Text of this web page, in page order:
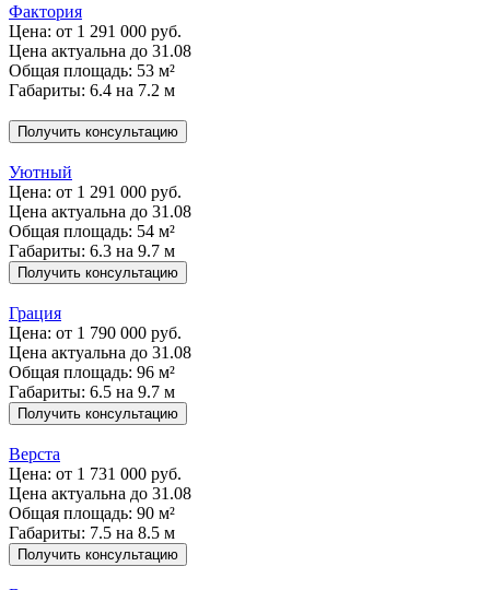
Фактория
Цена: от 1 291 000 руб.
Цена актуальна до 31.08
Общая площадь: 53 м²
Габариты: 6.4 на 7.2 м
Получить консультацию
Уютный
Цена: от 1 291 000 руб.
Цена актуальна до 31.08
Общая площадь: 54 м²
Габариты: 6.3 на 9.7 м
Получить консультацию
Грация
Цена: от 1 790 000 руб.
Цена актуальна до 31.08
Общая площадь: 96 м²
Габариты: 6.5 на 9.7 м
Получить консультацию
Верста
Цена: от 1 731 000 руб.
Цена актуальна до 31.08
Общая площадь: 90 м²
Габариты: 7.5 на 8.5 м
Получить консультацию